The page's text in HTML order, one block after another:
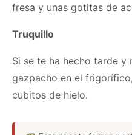
fresa y unas gotitas de
Truquillo
Si se te ha hecho tarde
gazpacho en el
cubitos de hielo.